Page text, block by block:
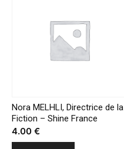
Nora MELHLI, Directrice de la
Fiction – Shine France
4.00 €